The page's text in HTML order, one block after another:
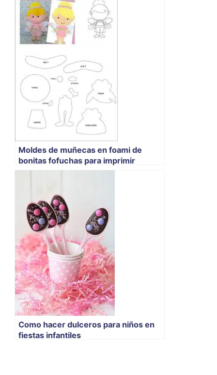
Moldes de muñecas en foami de
bonitas fofuchas para imprimir
Como hacer dulceros para niños en
fiestas infantiles